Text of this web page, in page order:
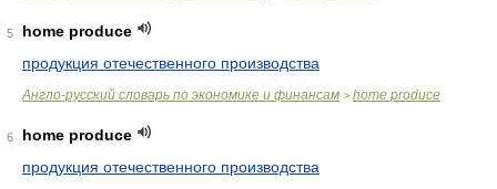
5
home produce
продукция отечественного производства
Англо-русский словарь по экономике и финансам > home produce
6
home produce
продукция отечественного производства